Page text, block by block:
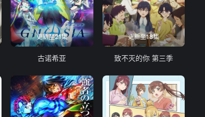
更新至21集
古诺希亚
更新至18集
致不灭的你 第三季